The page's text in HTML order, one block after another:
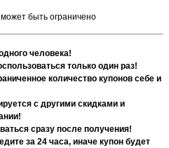
быть ограничено
человека!
только один раз!
количество купонов себе и
с другими скидками и
сразу после получения!
за 24 часа, иначе купон будет